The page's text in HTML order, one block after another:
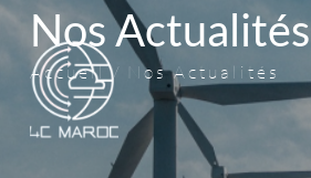
Nos Actualités
Accueil Nos Actualités